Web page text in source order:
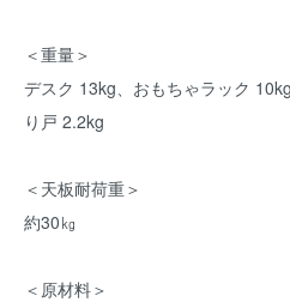
＜重量＞
デスク 13kg、おもちゃラック
り戸 2.2kg
＜天板耐荷重＞
約30㎏
＜原材料＞